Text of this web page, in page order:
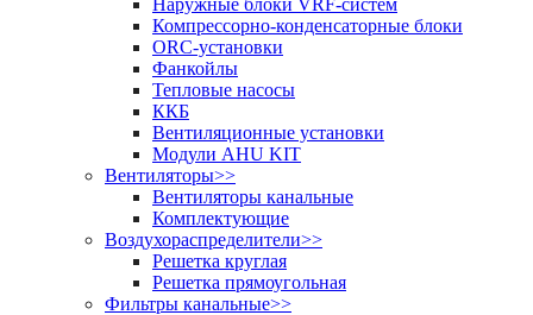
Наружные блоки VRF-систем
Компрессорно-конденсаторные блоки
ORC-установки
Фанкойлы
Тепловые насосы
ККБ
Вентиляционные установки
Модули AHU KIT
Вентиляторы>>
Вентиляторы канальные
Комплектующие
Воздухораспределители>>
Решетка круглая
Решетка прямоугольная
Фильтры канальные>>